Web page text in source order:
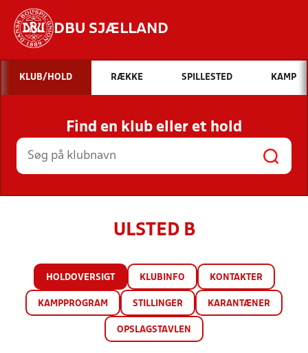
DBU SJÆLLAND
Hvad vil du søge efter?
INDHOLD OG NYHEDER
STILLINGER, RESULTATER, KLUBBER OG
HOLD
KLUB/HOLD RÆKKE SPILLESTED KAMP
Find en klub eller et hold
ULSTED B
HOLDOVERSIGT KLUBINFO KONTAKTER
KAMPPROGRAM STILLINGER KARANTÆNER
OPSLAGSTAVLEN